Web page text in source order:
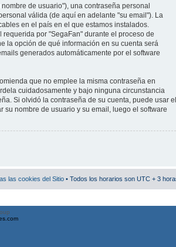
de usuario"), una contraseña personal
válida (de aquí en adelante "su email"). La
en el país en el que estamos instalados.
por "SegaFan" durante el proceso de
la opción de qué información en su cuenta será
generados automáticamente por el software
que no emplee la misma contraseña en
cuidadosamente y bajo ninguna circunstancia
Si olvidó la contraseña de su cuenta, puede usar el
su nombre de usuario y su email, luego el software
las cookies del Sitio • Todos los horarios son UTC + 3